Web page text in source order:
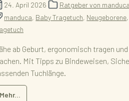
24. April 2026 Ratgeber von manduca
manduca, Baby Tragetuch, Neugeborene,
ab Geburt, ergonomisch tragen
Mit Tipps zu Bindeweisen,
Tuchlänge.
Mehr...